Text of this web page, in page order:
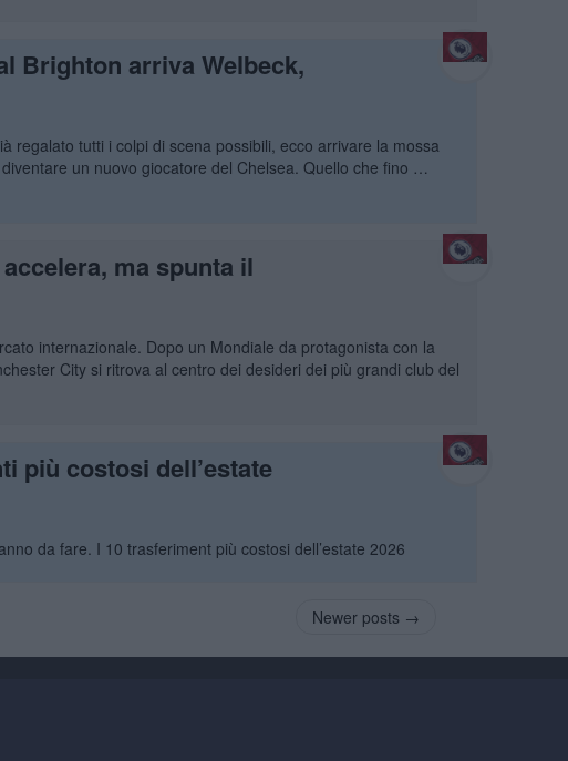
Brighton arriva Welbeck,
regalato tutti i colpi di scena possibili, ecco arrivare la mossa
un nuovo giocatore del Chelsea. Quello che fino …
ma spunta il
internazionale. Dopo un Mondiale da protagonista con la
City si ritrova al centro dei desideri dei più grandi club del
più costosi dell’estate
da fare. I 10 trasferiment più costosi dell’estate 2026
Newer posts →